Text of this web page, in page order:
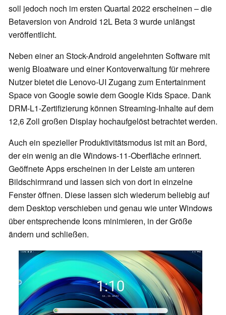
soll jedoch noch im ersten Quartal 2022 erscheinen – die
Betaversion von Android 12L Beta 3 wurde unlängst
veröffentlicht.
Neben einer an Stock-Android angelehnten Software mit
wenig Bloatware und einer Kontoverwaltung für mehrere
Nutzer bietet die Lenovo-UI Zugang zum Entertainment
Space von Google sowie dem Google Kids Space. Dank
DRM-L1-Zertifizierung können Streaming-Inhalte auf dem
12,6 Zoll großen Display hochaufgelöst betrachtet werden.
Auch ein spezieller Produktivitätsmodus ist mit an Bord,
der ein wenig an die Windows-11-Oberfläche erinnert.
Geöffnete Apps erscheinen in der Leiste am unteren
Bildschirmrand und lassen sich von dort in einzelne
Fenster öffnen. Diese lassen sich wiederum beliebig auf
dem Desktop verschieben und genau wie unter Windows
über entsprechende Icons minimieren, in der Größe
ändern und schließen.